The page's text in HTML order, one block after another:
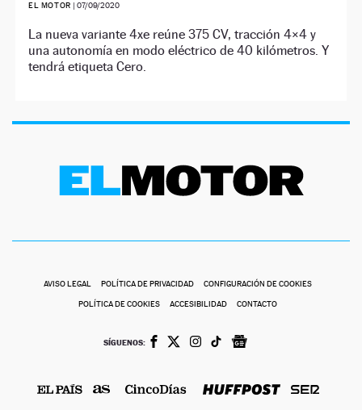
EL MOTOR | 07/09/2020
La nueva variante 4xe reúne 375 CV, tracción 4×4 y
una autonomía en modo eléctrico de 40 kilómetros. Y
tendrá etiqueta Cero.
AVISO LEGAL POLÍTICA DE PRIVACIDAD CONFIGURACIÓN DE COOKIES
POLÍTICA DE COOKIES ACCESIBILIDAD CONTACTO
SÍGUENOS: